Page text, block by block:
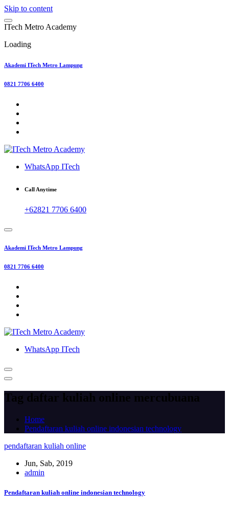
Skip to content
ITech Metro Academy
Loading
Akademi ITech Metro Lampung
0821 7706 6400
WhatsApp ITech
Call Anytime
+62821 7706 6400
Akademi ITech Metro Lampung
0821 7706 6400
WhatsApp ITech
Tag daftar kuliah online mercubuana
Home
Pendaftaran kuliah online indonesian technology
pendaftaran kuliah online
Jun, Sab, 2019
admin
Pendaftaran kuliah online indonesian technology